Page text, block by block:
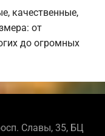
качественные,
от
до огромных
Славы, 35, БЦ